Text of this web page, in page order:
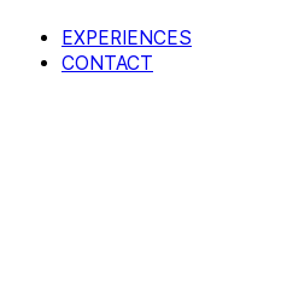
EXPERIENCES
CONTACT